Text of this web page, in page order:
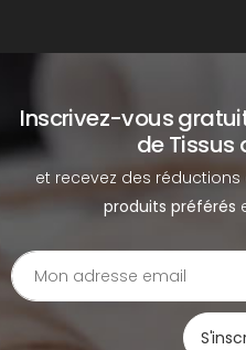
Inscrivez-vous
de Tissus
et recevez des
produits préférés